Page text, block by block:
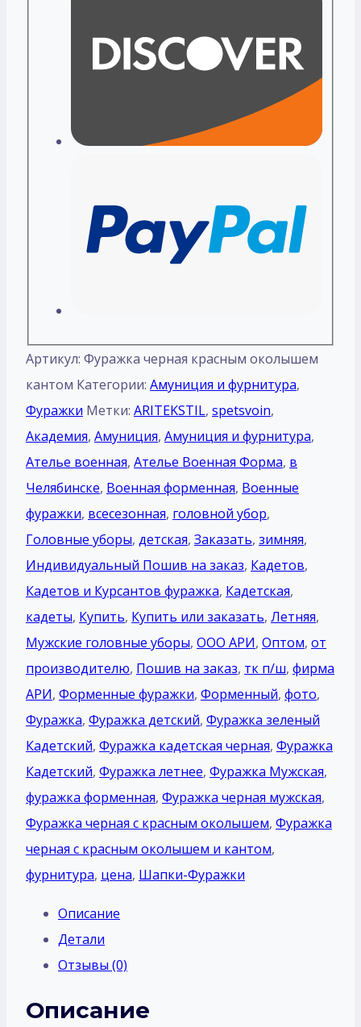
Артикул: Фуражка черная красным околышем
кантом Категории: Амуниция и фурнитура,
Фуражки Метки: ARITEKSTIL, spetsvoin,
Академия, Амуниция, Амуниция и фурнитура,
Ателье военная, Ателье Военная Форма, в
Челябинске, Военная форменная, Военные
фуражки, всесезонная, головной убор,
Головные уборы, детская, Заказать, зимняя,
Индивидуальный Пошив на заказ, Кадетов,
Кадетов и Курсантов фуражка, Кадетская,
кадеты, Купить, Купить или заказать, Летняя,
Мужские головные уборы, ООО АРИ, Оптом, от
производителю, Пошив на заказ, тк п/ш, фирма
АРИ, Форменные фуражки, Форменный, фото,
Фуражка, Фуражка детский, Фуражка зеленый
Кадетский, Фуражка кадетская черная, Фуражка
Кадетский, Фуражка летнее, Фуражка Мужская,
фуражка форменная, Фуражка черная мужская,
Фуражка черная с красным околышем, Фуражка
черная с красным околышем и кантом,
фурнитура, цена, Шапки-Фуражки
Описание
Детали
Отзывы (0)
Описание